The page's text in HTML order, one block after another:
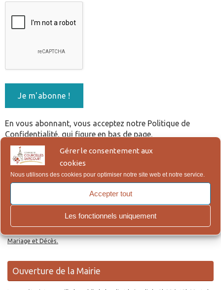
Gérer le consentement aux
cookies
Nous utilisons des cookies pour optimiser notre site web et notre service.
Accepter tout
Les fonctionnels uniquement
En vous abonnant, vous acceptez notre Politique de
Confidentialité, qui figure en bas de page.
Mariage et Décès.
Ouverture de la Mairie